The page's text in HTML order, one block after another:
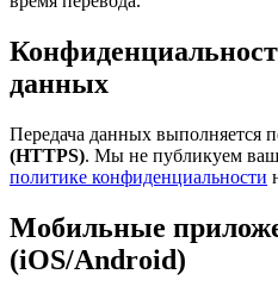
данных
Передача данных выполняется
(HTTPS). Мы не публикуем
политике конфиденциальности
Мобильные
(iOS/Android)